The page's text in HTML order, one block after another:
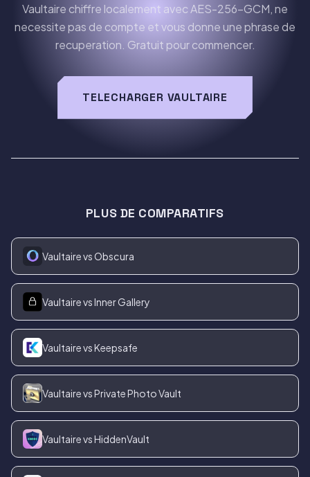
Vaultaire chiffre localement avec AES-256-GCM, ne
necessite pas de compte et vous donne une phrase de
recuperation. Gratuit pour commencer.
TELECHARGER VAULTAIRE
PLUS DE COMPARATIFS
Vaultaire vs Obscura
Vaultaire vs Inner Gallery
Vaultaire vs Keepsafe
Vaultaire vs Private Photo Vault
Vaultaire vs HiddenVault